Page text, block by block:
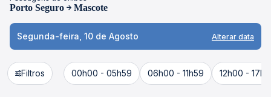
Porto Seguro Mascote
Segunda-feira, 10 de Agosto Alterar data
Filtros 00h00 - 05h59 06h00 - 11h59 12h00 -